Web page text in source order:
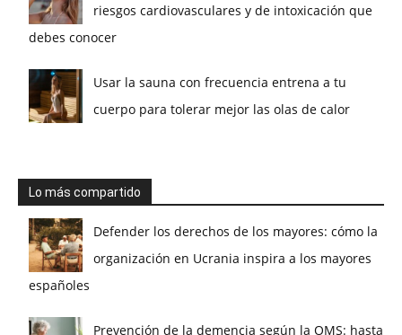
riesgos cardiovasculares y de intoxicación que
debes conocer
Usar la sauna con frecuencia entrena a tu
cuerpo para tolerar mejor las olas de calor
Lo más compartido
Defender los derechos de los mayores: cómo la
organización en Ucrania inspira a los mayores
españoles
Prevención de la demencia según la OMS: hasta